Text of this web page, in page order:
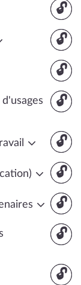
🔓
🔓
🔓
🔓
🔓
🔓
🔓
🔓
🔓